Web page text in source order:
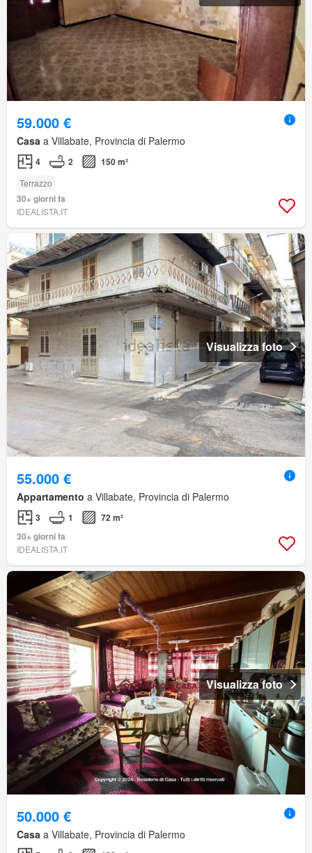
59.000 €
Casa a Villabate, Provincia di Palermo
4 2 150 m²
Terrazzo
30+ giorni fa
IDEALISTA.IT
Visualizza foto
55.000 €
Appartamento a Villabate, Provincia di Palermo
3 1
72 m²
30+ giorni fa
IDEALISTA.IT
Visualizza foto
50.000 €
Casa a Villabate, Provincia di Palermo